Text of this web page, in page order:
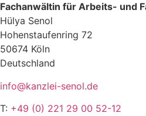
Fachanwältin für Arbeits- und
Hülya Senol
Hohenstaufenring 72
50674 Köln
Deutschland
info@kanzlei-senol.de
T: +49 (0) 221 29 00 52-12